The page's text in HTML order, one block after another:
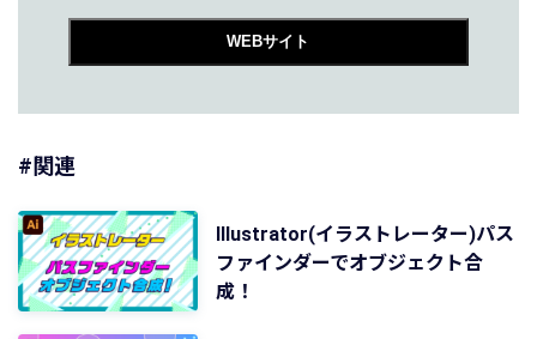
WEBサイト
#関連
Illustrator(イラストレーター)パス
ファインダーでオブジェクト合
成！